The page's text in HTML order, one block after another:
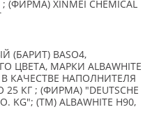
XINMEI CHEMICAL
(БАРИТ) BASO4,
МАРКИ ALBAWHITE
КАЧЕСТВЕ НАПОЛНИТЕЛЯ
КГ ; (ФИРМА) "DEUTSCHE
KG"; (TM) ALBAWHITE H90,